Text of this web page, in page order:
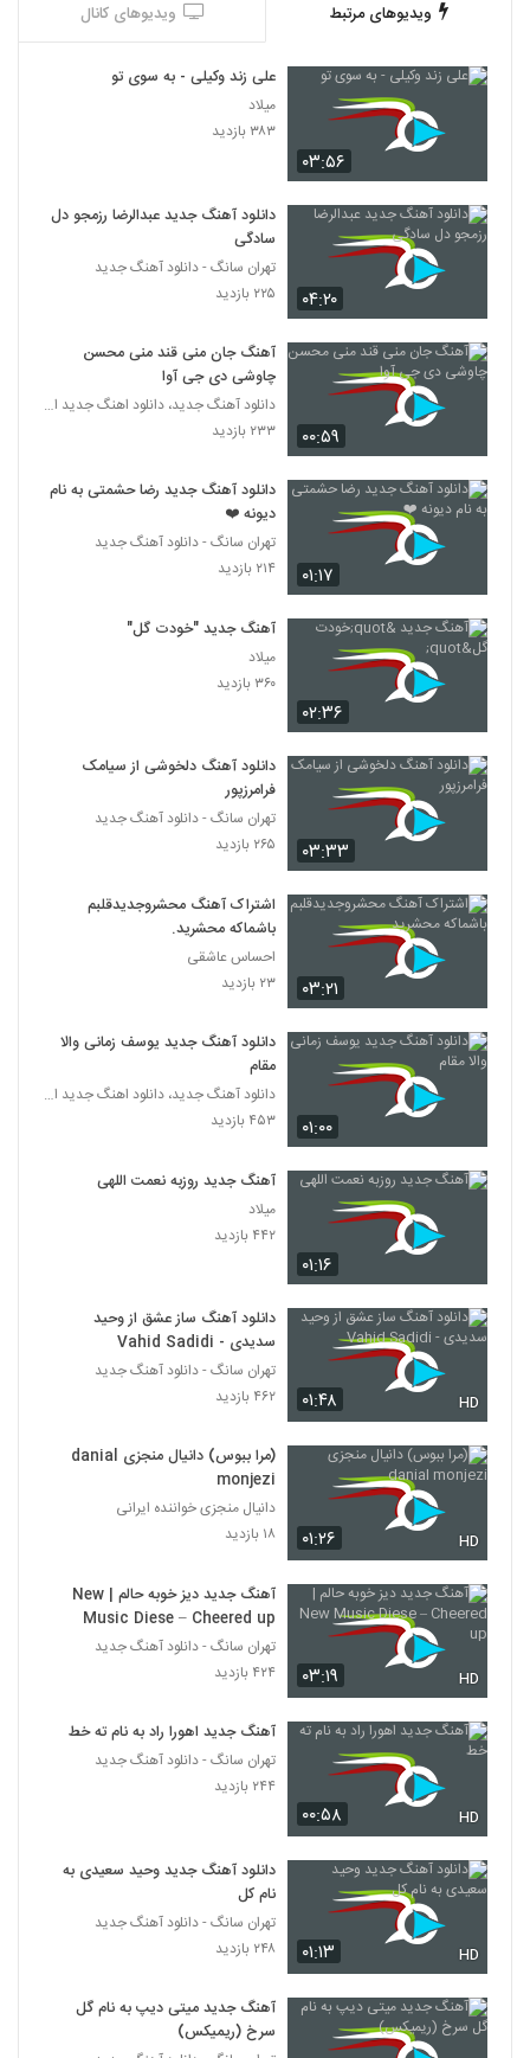
ویدیوهای مرتبط ویدیوهای کانال
۰۳:۵۶
علی زند وکیلی - به سوی تو
میلاد
۳۸۳ بازدید
۰۴:۲۰
دانلود آهنگ جدید عبدالرضا رزمجو دل
سادگی
تهران سانگ - دانلود آهنگ جدید
۲۲۵ بازدید
۰۰:۵۹
آهنگ جان منی قند منی محسن
چاوشی دی جی آوا
دانلود آهنگ جدید، دانلود اهنگ جدید ایرانی
۲۳۳ بازدید
۰۱:۱۷
دانلود آهنگ جدید رضا حشمتی به نام
دیونه ❤️
تهران سانگ - دانلود آهنگ جدید
۲۱۴ بازدید
۰۲:۳۶
آهنگ جدید "خودت گل"
میلاد
۳۶۰ بازدید
۰۳:۳۳
دانلود آهنگ دلخوشی از سیامک
فرامرزپور
تهران سانگ - دانلود آهنگ جدید
۲۶۵ بازدید
۰۳:۲۱
اشتراک آهنگ محشروجدیدقلبم
باشماکه محشرید.
احساس عاشقی
۲۳ بازدید
۰۱:۰۰
دانلود آهنگ جدید یوسف زمانی والا
مقام
دانلود آهنگ جدید، دانلود اهنگ جدید ایرانی
۴۵۳ بازدید
۰۱:۱۶
آهنگ جدید روزبه نعمت اللهی
میلاد
۴۴۲ بازدید
۰۱:۴۸ HD
دانلود آهنگ ساز عشق از وحید
سدیدی - Vahid Sadidi
تهران سانگ - دانلود آهنگ جدید
۴۶۲ بازدید
۰۱:۲۶ HD
(مرا ببوس) دانیال منجزی danial
monjezi
دانیال منجزی خواننده ایرانی
۱۸ بازدید
۰۳:۱۹ HD
آهنگ جدید دیز خوبه حالم | New
Music Diese – Cheered up
تهران سانگ - دانلود آهنگ جدید
۴۲۴ بازدید
۰۰:۵۸ HD
آهنگ جدید اهورا راد به نام ته خط
تهران سانگ - دانلود آهنگ جدید
۲۴۴ بازدید
۰۱:۱۳ HD
دانلود آهنگ جدید وحید سعیدی به
نام کل
تهران سانگ - دانلود آهنگ جدید
۲۴۸ بازدید
آهنگ جدید میتی دیپ به نام گل
سرخ (ریمیکس)